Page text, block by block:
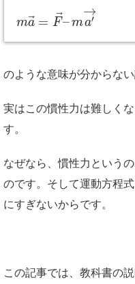
ma⃗ = F –ma′
→
のような意味が分からな
実はこの慣性力は難しくな
す。
なぜなら、慣性力という
のです。そして運動方程
にすぎないからです。
この記事では、教科書の